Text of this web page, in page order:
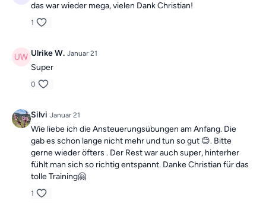
das war wieder mega, vielen Dank Christian!
1
Ulrike W. Januar 21
Super
0
Silvi Januar 21
Wie liebe ich die Ansteuerungsübungen am Anfang. Die
gab es schon lange nicht mehr und tun so gut 😊. Bitte
gerne wieder öfters . Der Rest war auch super, hinterher
fühlt man sich so richtig entspannt. Danke Christian für das
tolle Training🤗
1